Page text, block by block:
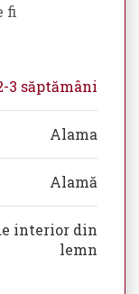
fi
3 săptămâni
Alama
Alamă
interior din
lemn